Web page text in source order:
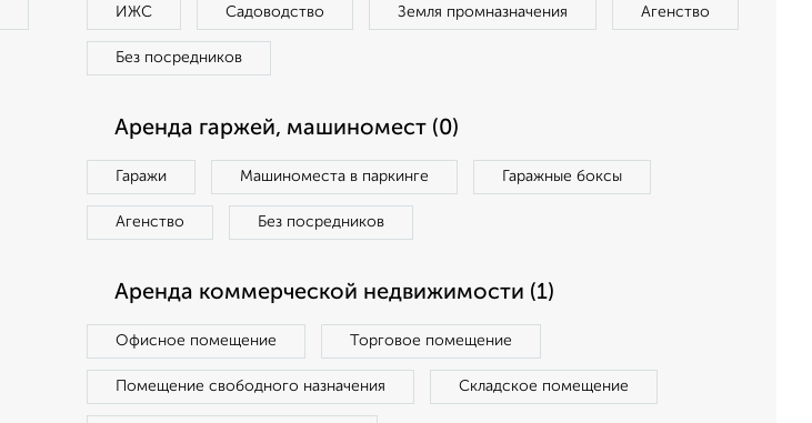
ИЖС Садоводство Земля промназначения Агенство
Без посредников
Аренда гаржей, машиномест (0)
Гаражи Машиноместа в паркинге Гаражные боксы
Агенство Без посредников
Аренда коммерческой недвижимости (1)
Офисное помещение Торговое помещение
Помещение свободного назначения Складское помещение